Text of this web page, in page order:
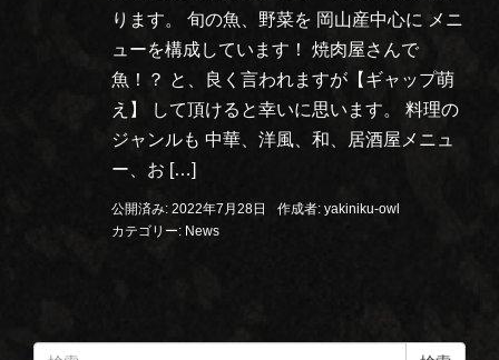
ります。 旬の魚、野菜を 岡山産中心に メニ
ューを構成しています！ 焼肉屋さんで
魚！？ と、良く言われますが【ギャップ萌
え】 して頂けると幸いに思います。 料理の
ジャンルも 中華、洋風、和、居酒屋メニュ
ー、お […]
公開済み: 2022年7月28日 作成者: yakiniku-owl
カテゴリー: News